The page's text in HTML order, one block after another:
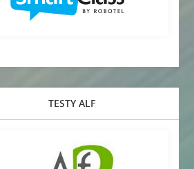
TESTY ALF